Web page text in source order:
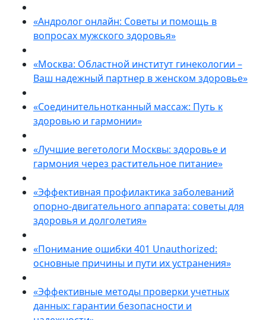
«Андролог онлайн: Советы и помощь в
вопросах мужского здоровья»
«Москва: Областной институт гинекологии –
Ваш надежный партнер в женском здоровье»
«Соединительнотканный массаж: Путь к
здоровью и гармонии»
«Лучшие вегетологи Москвы: здоровье и
гармония через растительное питание»
«Эффективная профилактика заболеваний
опорно-двигательного аппарата: советы для
здоровья и долголетия»
«Понимание ошибки 401 Unauthorized:
основные причины и пути их устранения»
«Эффективные методы проверки учетных
данных: гарантии безопасности и